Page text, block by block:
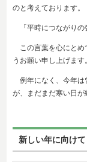
のと考えております。
「平時につながりの
この言葉を心にとめ
うお願い申し上げます
例年になく、今年は
が、まだまだ寒い日が
新しい年に向けて